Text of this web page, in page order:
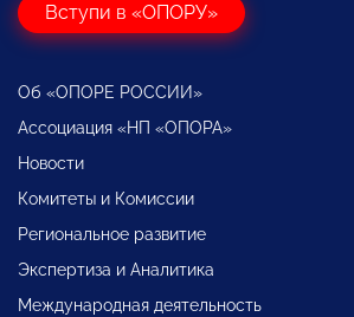
Вступи в «ОПОРУ»
Об «ОПОРЕ РОССИИ»
Ассоциация «НП «ОПОРА»
Новости
Комитеты и Комиссии
Региональное развитие
Экспертиза и Аналитика
Международная деятельность